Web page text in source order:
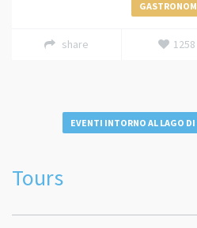
share 1258
EVENTI INTORNO AL LAGO
Tours